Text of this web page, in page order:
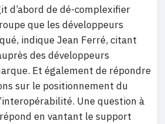
d’abord de dé-complexifier
que les développeurs
indique Jean Ferré, citant
des développeurs
Et également de répondre
sur le positionnement du
Une question à
en vantant le support